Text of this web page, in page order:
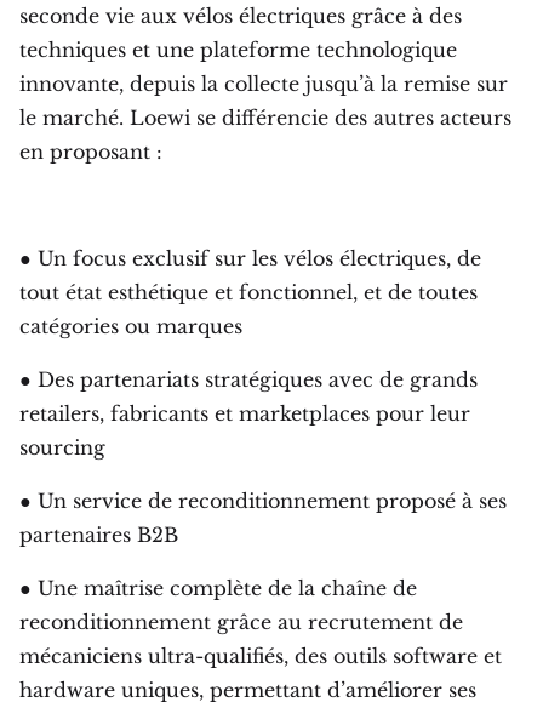
seconde vie aux vélos électriques grâce à des
techniques et une plateforme technologique
innovante, depuis la collecte jusqu’à la remise sur
le marché. Loewi se différencie des autres acteurs
en proposant :
● Un focus exclusif sur les vélos électriques, de
tout état esthétique et fonctionnel, et de toutes
catégories ou marques
● Des partenariats stratégiques avec de grands
retailers, fabricants et marketplaces pour leur
sourcing
● Un service de reconditionnement proposé à ses
partenaires B2B
● Une maîtrise complète de la chaîne de
reconditionnement grâce au recrutement de
mécaniciens ultra-qualifiés, des outils software et
hardware uniques, permettant d’améliorer ses